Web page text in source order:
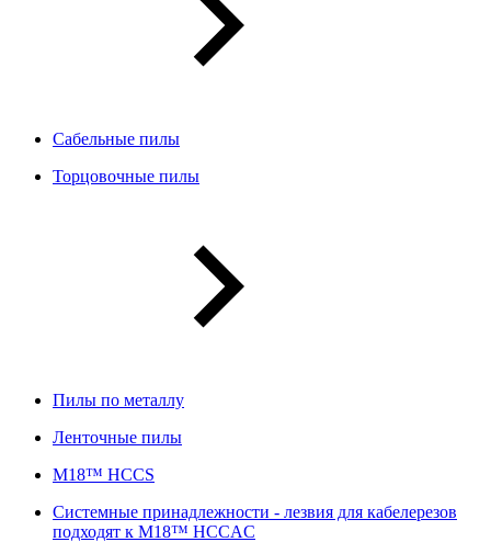
Сабельные пилы
Торцовочные пилы
Пилы по металлу
Ленточные пилы
M18™ HCCS
Системные принадлежности - лезвия для кабелерезов
подходят к M18™ HCCAC